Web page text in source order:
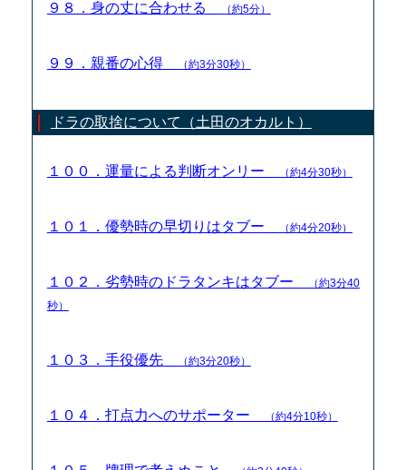
９８．身の丈に合わせる （約5分）
９９．親番の心得 （約3分30秒）
ドラの取捨について（土田のオカルト）
１００．運量による判断オンリー （約4分30秒）
１０１．優勢時の早切りはタブー （約4分20秒）
１０２．劣勢時のドラタンキはタブー
（約3分40
秒）
１０３．手役優先 （約3分20秒）
１０４．打点力へのサポーター （約4分10秒）